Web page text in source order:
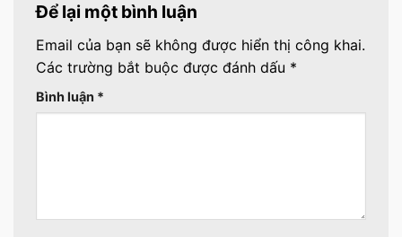
Để lại một bình luận
Email của bạn sẽ không được hiển thị công khai.
Các trường bắt buộc được đánh dấu *
Bình luận *